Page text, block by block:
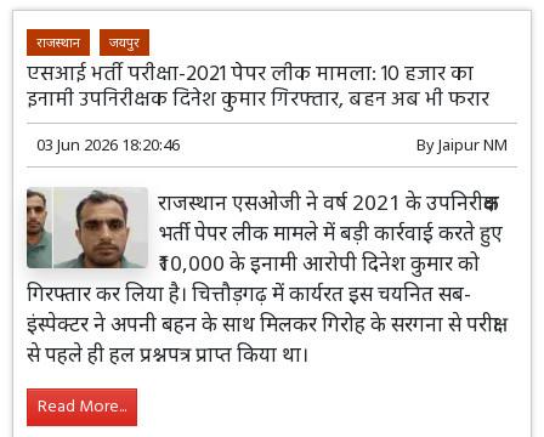
राजस्थान जयपुर
एसआई भर्ती परीक्षा-2021 पेपर लीक मामला: 10 हजार का
इनामी उपनिरीक्षक दिनेश कुमार गिरफ्तार, बहन अब भी फरार
03 Jun 2026 18:20:46 ByJaipur NM
राजस्थान एसओजी ने वर्ष 2021 के उपनिरीक्षक
भर्ती पेपर लीक मामले में बड़ी कार्रवाई करते हुए
₹10,000 के इनामी आरोपी दिनेश कुमार को
गिरफ्तार कर लिया है। चित्तौड़गढ़ में कार्यरत इस चयनित सब-
इंस्पेक्टर ने अपनी बहन के साथ मिलकर गिरोह के सरगना से परीक्षा
से पहले ही हल प्रश्नपत्र प्राप्त किया था।
Read More...